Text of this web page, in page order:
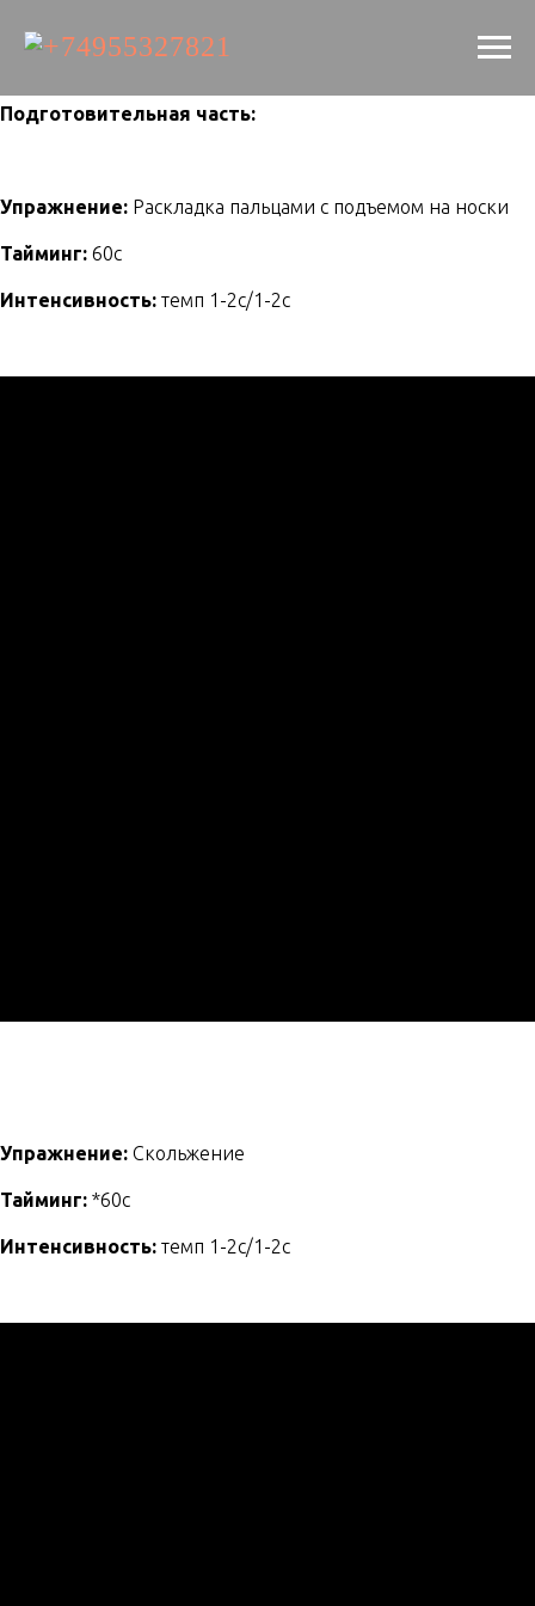
Подготовительная часть:
Упражнение: Раскладка пальцами с подъемом на носки
Тайминг: 60с
Интенсивность: темп 1-2с/1-2с
Упражнение: Скольжение
Тайминг: *60с
Интенсивность: темп 1-2с/1-2с